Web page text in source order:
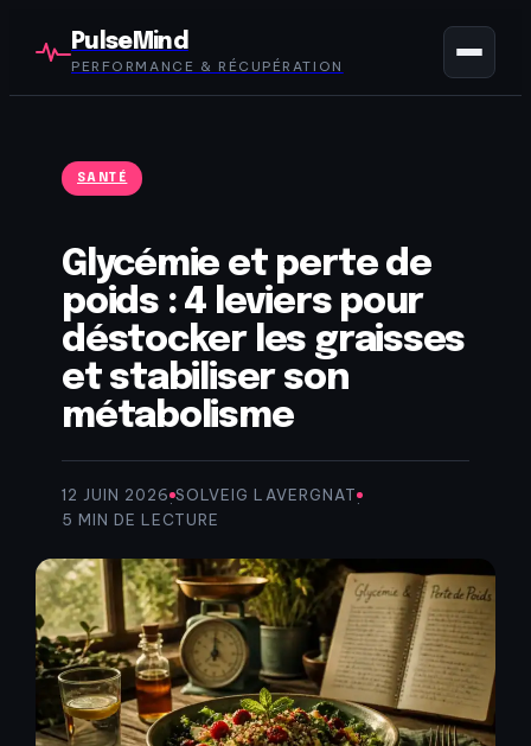
PulseMind
PERFORMANCE & RÉCUPÉRATION
SANTÉ
Glycémie et perte de
poids : 4 leviers pour
déstocker les graisses
et stabiliser son
métabolisme
12 JUIN 2026·SOLVEIG LAVERGNAT·
5 MIN DE LECTURE